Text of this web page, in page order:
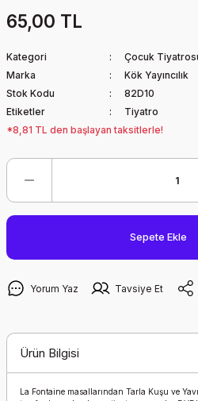
65,00 TL
Kategori Çocuk
Marka
Kök Yayıncılık
Stok Kodu
82D10
Etiketler
Tiyatro
*8,81 TL den başlayan taksitlerle!
Sepete Ekle
Yorum Yaz Tavsiye Et
Ürün Bilgisi
La Fontaine masallarından Tarla Kuşu ve